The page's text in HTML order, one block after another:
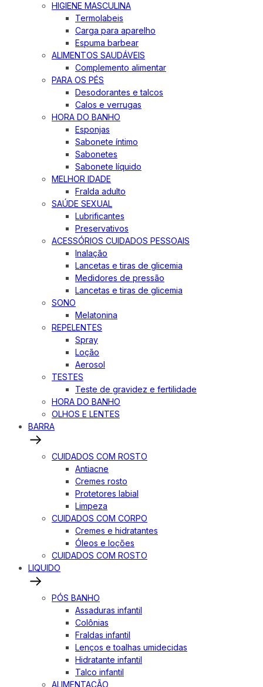
HIGIENE MASCULINA
Termolabeis
Carga para aparelho
Espuma barbear
ALIMENTOS SAUDÁVEIS
Complemento alimentar
PARA OS PÉS
Desodorantes e talcos
Calos e verrugas
HORA DO BANHO
Esponjas
Sabonete íntimo
Sabonetes
Sabonete líquido
MELHOR IDADE
Fralda adulto
SAÚDE SEXUAL
Lubrificantes
Preservativos
ACESSÓRIOS CUIDADOS PESSOAIS
Inalação
Lancetas e tiras de glicemia
Medidores de pressão
Lancetas e tiras de glicemia
SONO
Melatonina
REPELENTES
Spray
Loção
Aerosol
TESTES
Teste de gravidez e fertilidade
HORA DO BANHO
OLHOS E LENTES
BARRA
CUIDADOS COM ROSTO
Antiacne
Cremes rosto
Protetores labial
Limpeza
CUIDADOS COM CORPO
Cremes e hidratantes
Óleos e loções
CUIDADOS COM ROSTO
LIQUIDO
PÓS BANHO
Assaduras infantil
Colônias
Fraldas infantil
Lenços e toalhas umidecidas
Hidratante infantil
Talco infantil
ALIMENTAÇÃO